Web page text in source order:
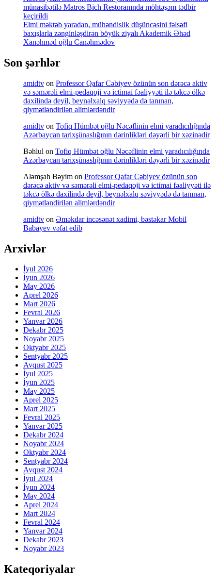
münasibətilə Matros Bich Restoranında möhtəşəm tədbir
keçirildi
Elmi məktəb yaradan, mühəndislik düşüncəsini fəlsəfi
baxışlarla zənginləşdirən böyük ziyalı Akademik Əhəd
Xanəhməd oğlu Canəhmədov
Son şərhlər
amidtv on Professor Qafar Cəbiyev özünün son dərəcə aktiv
və səmərəli elmi-pedaqoji və ictimai fəaliyyəti ilə təkcə ölkə
daxilində deyil, beynəlxalq səviyyədə də tanınan,
qiymətləndirilən alimlərdəndir
amidtv on Tofiq Hümbət oğlu Nəcəflinin elmi yaradıcılığında
Azərbaycan tarixşünaslığının dərinlikləri dəyərli bir xəzinədir
Bəhlul on Tofiq Hümbət oğlu Nəcəflinin elmi yaradıcılığında
Azərbaycan tarixşünaslığının dərinlikləri dəyərli bir xəzinədir
Aləmşah Bəyim on Professor Qafar Cəbiyev özünün son
dərəcə aktiv və səmərəli elmi-pedaqoji və ictimai fəaliyyəti ilə
təkcə ölkə daxilində deyil, beynəlxalq səviyyədə də tanınan,
qiymətləndirilən alimlərdəndir
amidtv on Əməkdar incəsənət xadimi, bəstəkar Mobil
Babayev vəfat edib
Arxivlər
İyul 2026
İyun 2026
May 2026
Aprel 2026
Mart 2026
Fevral 2026
Yanvar 2026
Dekabr 2025
Noyabr 2025
Oktyabr 2025
Sentyabr 2025
Avqust 2025
İyul 2025
İyun 2025
May 2025
Aprel 2025
Mart 2025
Fevral 2025
Yanvar 2025
Dekabr 2024
Noyabr 2024
Oktyabr 2024
Sentyabr 2024
Avqust 2024
İyul 2024
İyun 2024
May 2024
Aprel 2024
Mart 2024
Fevral 2024
Yanvar 2024
Dekabr 2023
Noyabr 2023
Kateqoriyalar